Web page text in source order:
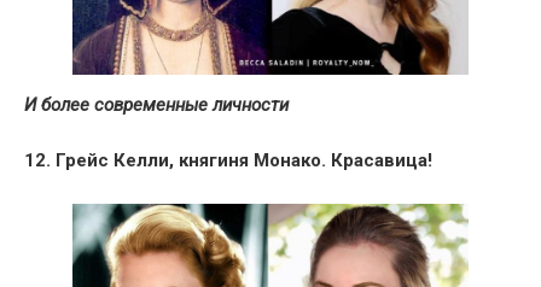
И более современные личности
12. Грейс Келли, княгиня Монако. Красавица!